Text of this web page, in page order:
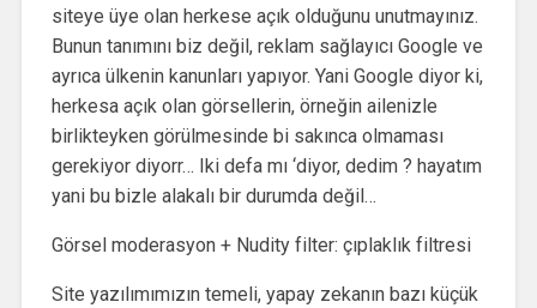
siteye üye olan herkese açık olduğunu unutmayınız.
Bunun tanımını biz değil, reklam sağlayıcı Google ve
ayrıca ülkenin kanunları yapıyor. Yani Google diyor ki,
herkesa açık olan görsellerin, örneğin ailenizle
birlikteyken görülmesinde bi sakınca olmaması
gerekiyor diyorr… Iki defa mı ‘diyor, dedim ? hayatım
yani bu bizle alakalı bir durumda değil…
Görsel moderasyon + Nudity filter: çıplaklık filtresi
Site yazılımımızın temeli, yapay zekanın bazı küçük